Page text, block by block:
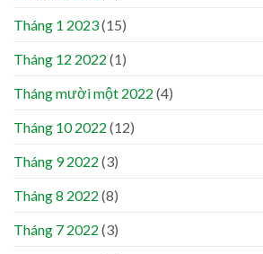
Tháng 1 2023(15)
Tháng 12 2022 (1)
Tháng mười một 2022 (4)
Tháng 10 2022 (12)
Tháng 9 2022 (3)
Tháng 8 2022 (8)
Tháng 7 2022 (3)